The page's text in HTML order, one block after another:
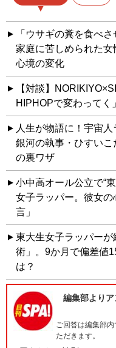
「ウサギの糞を食べ
家庭に苦しめられた
心境の変化
【対談】
HIPHOPで変わってく」
人生が物語に！宇宙
銀河の執事・ひすい
の裏ワザ
小中高オール公立で“
女子ラッパー。彼女
言」
東大生女子ラッパー
術」。9か月で偏差値
は？